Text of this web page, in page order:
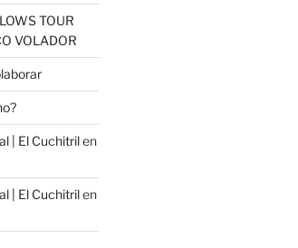
TOUR
VOLADOR
| El Cuchitrilen
| El Cuchitrilen